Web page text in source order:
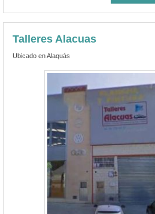
Talleres Alacuas
Ubicado en Alaquás